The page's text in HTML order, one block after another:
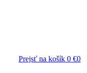
Prejsť na košík 0 €0